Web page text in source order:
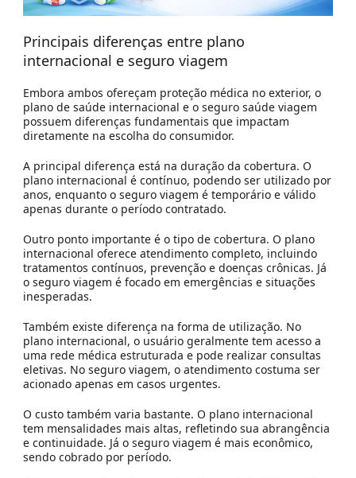
Principais diferenças entre plano
internacional e seguro viagem
Embora ambos ofereçam proteção médica no exterior, o
plano de saúde internacional e o seguro saúde viagem
possuem diferenças fundamentais que impactam
diretamente na escolha do consumidor.
A principal diferença está na duração da cobertura. O
plano internacional é contínuo, podendo ser utilizado por
anos, enquanto o seguro viagem é temporário e válido
apenas durante o período contratado.
Outro ponto importante é o tipo de cobertura. O plano
internacional oferece atendimento completo, incluindo
tratamentos contínuos, prevenção e doenças crônicas. Já
o seguro viagem é focado em emergências e situações
inesperadas.
Também existe diferença na forma de utilização. No
plano internacional, o usuário geralmente tem acesso a
uma rede médica estruturada e pode realizar consultas
eletivas. No seguro viagem, o atendimento costuma ser
acionado apenas em casos urgentes.
O custo também varia bastante. O plano internacional
tem mensalidades mais altas, refletindo sua abrangência
e continuidade. Já o seguro viagem é mais econômico,
sendo cobrado por período.